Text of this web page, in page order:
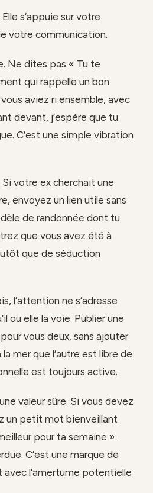
s’appuie sur votre
votre communication.
Ne dites pas « Tu te
qui rappelle un bon
aviez ri ensemble, avec
devant, j’espère que tu
C’est une simple vibration
votre ex cherchait une
envoyez un lien utile sans
de randonnée dont tu
que vous avez été à
que de séduction
l’attention ne s’adresse
ou elle la voie. Publier une
vous deux, sans ajouter
mer que l’autre est libre de
est toujours active.
valeur sûre. Si vous devez
un petit mot bienveillant
pour ta semaine ».
C’est une marque de
l’amertume potentielle